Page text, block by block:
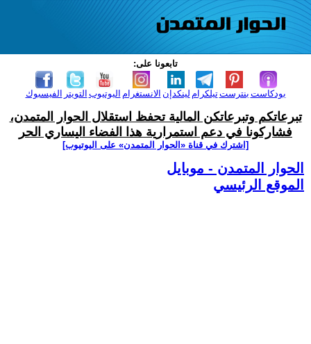
تابعونا على:
الفيسبوك التويتر اليوتيوب الانستغرام لينكدإن تيلكرامبنترست بودكاست
تبرعاتكم وتبرعاتكن المالية تحفظ استقلال الحوار المتمدن،
فشاركونا في دعم استمرارية هذا الفضاء اليساري الحر
[اشترك في قناة ‫«الحوار المتمدن» على اليوتيوب]
الحوار المتمدن - موبايل
الموقع الرئيسي